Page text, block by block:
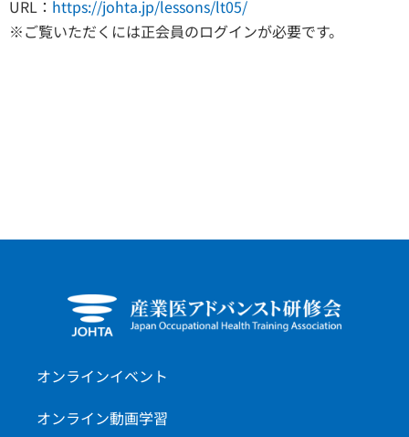
URL： https://johta.jp/lessons/lt05/
※ご覧いただくには正会員のログインが必要です。
オンラインイベント
オンライン動画学習